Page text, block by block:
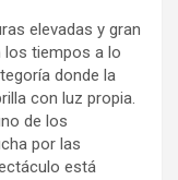
elevadas y gran
los tiempos a lo
donde la
con luz propia.
de los
por las
está